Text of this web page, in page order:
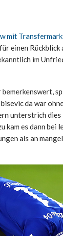
mit
einen
im
bemerkenswert,
da war
unterstrich
kam es dann bei
als an